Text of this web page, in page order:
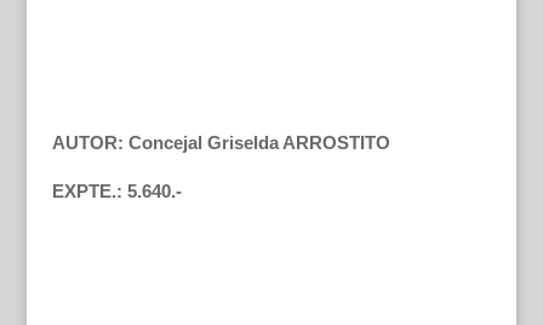
AUTOR: Concejal Griselda ARROSTITO
EXPTE.: 5.640.-